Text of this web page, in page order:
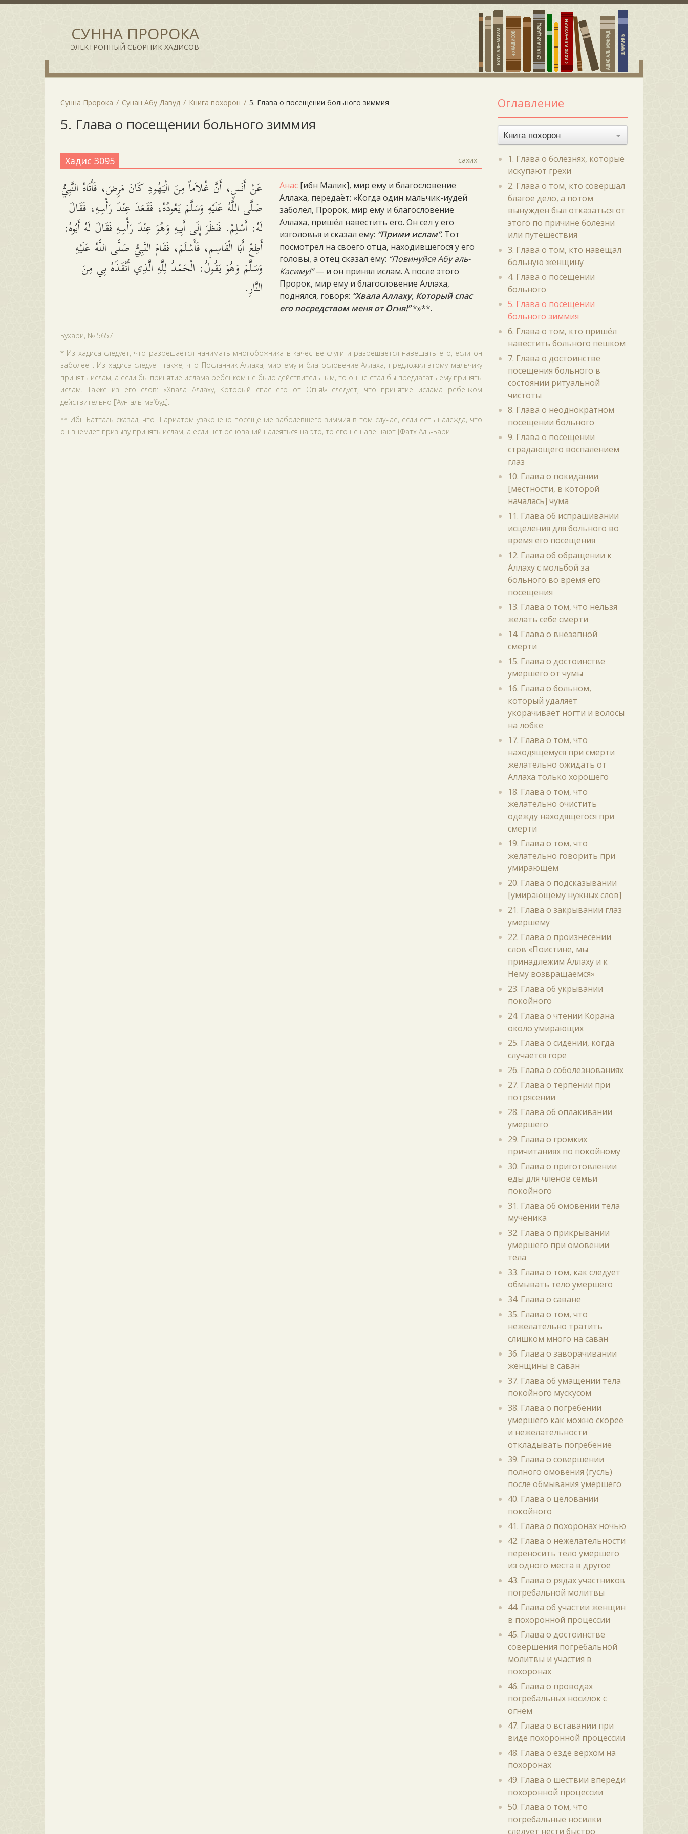
СУННА ПРОРОКА
ЭЛЕКТРОННЫЙ СБОРНИК ХАДИСОВ
Сунна Пророка Сунан Абу Давуд Книга похорон 5. Глава о посещении больного зиммия
5. Глава о посещении больного зиммия
Хадис 3095 сахих
عَنْ أَنَسٍ، أَنَّ غُلاَماً مِنَ الْيَهُودِ كَانَ مَرِضَ، فَأَتَاهُ النَّبِيُّ
صَلَّى اللَّهُ عَلَيْهِ وَسَلَّمَ يَعُودُهُ، فَقَعَدَ عِنْدَ رَأْسِهِ، فَقَالَ
لَهُ: أَسْلِمْ. فَنَظَرَ إِلَى أَبِيهِ وَهُوَ عِنْدَ رَأْسِهِ فَقَالَ لَهُ أَبُوهُ:
أَطِعْ أَبَا الْقَاسِمِ، فَأَسْلَمَ، فَقَامَ النَّبِيُّ صَلَّى اللَّهُ عَلَيْهِ
وَسَلَّمَ وَهُوَ يَقُولُ: الْحَمْدُ لِلَّهِ الَّذِي أَنْقَذَهُ بِي مِنَ
النَّارِ.
Анас [ибн Малик], мир ему и благословение
Аллаха, передаёт: «Когда один мальчик-иудей
заболел, Пророк, мир ему и благословение
Аллаха, пришёл навестить его. Он сел у его
изголовья и сказал ему: “Прими ислам”. Тот
посмотрел на своего отца, находившегося у его
головы, а отец сказал ему: “Повинуйся Абу аль-
Касиму!”— и он принял ислам. А после этого
Пророк, мир ему и благословение Аллаха,
поднялся, говоря: “Хвала Аллаху, Который спас
его посредством меня от Огня!”*»**.
Бухари, № 5657
* Из хадиса следует, что разрешается нанимать многобожника в качестве слуги и разрешается навещать его, если он
заболеет. Из хадиса следует также, что Посланник Аллаха, мир ему и благословение Аллаха, предложил этому мальчику
принять ислам, а если бы принятие ислама ребёнком не было действительным, то он не стал бы предлагать ему принять
ислам. Также из его слов: «Хвала Аллаху, Который спас его от Огня!» следует, что принятие ислама ребёнком
действительно [‘Аун аль-ма‘буд].
** Ибн Батталь сказал, что Шариатом узаконено посещение заболевшего зиммия в том случае, если есть надежда, что
он внемлет призыву принять ислам, а если нет оснований надеяться на это, то его не навещают [Фатх Аль-Бари].
Оглавление
Книга похорон
1. Глава о болезнях, которые
искупают грехи
2. Глава о том, кто совершал
благое дело, а потом
вынужден был отказаться от
этого по причине болезни
или путешествия
3. Глава о том, кто навещал
больную женщину
4. Глава о посещении
больного
5. Глава о посещении
больного зиммия
6. Глава о том, кто пришёл
навестить больного пешком
7. Глава о достоинстве
посещения больного в
состоянии ритуальной
чистоты
8. Глава о неоднократном
посещении больного
9. Глава о посещении
страдающего воспалением
глаз
10. Глава о покидании
[местности, в которой
началась] чума
11. Глава об испрашивании
исцеления для больного во
время его посещения
12. Глава об обращении к
Аллаху с мольбой за
больного во время его
посещения
13. Глава о том, что нельзя
желать себе смерти
14. Глава о внезапной
смерти
15. Глава о достоинстве
умершего от чумы
16. Глава о больном,
который удаляет
укорачивает ногти и волосы
на лобке
17. Глава о том, что
находящемуся при смерти
желательно ожидать от
Аллаха только хорошего
18. Глава о том, что
желательно очистить
одежду находящегося при
смерти
19. Глава о том, что
желательно говорить при
умирающем
20. Глава о подсказывании
[умирающему нужных слов]
21. Глава о закрывании глаз
умершему
22. Глава о произнесении
слов «Поистине, мы
принадлежим Аллаху и к
Нему возвращаемся»
23. Глава об укрывании
покойного
24. Глава о чтении Корана
около умирающих
25. Глава о сидении, когда
случается горе
26. Глава о соболезнованиях
27. Глава о терпении при
потрясении
28. Глава об оплакивании
умершего
29. Глава о громких
причитаниях по покойному
30. Глава о приготовлении
еды для членов семьи
покойного
31. Глава об омовении тела
мученика
32. Глава о прикрывании
умершего при омовении
тела
33. Глава о том, как следует
обмывать тело умершего
34. Глава о саване
35. Глава о том, что
нежелательно тратить
слишком много на саван
36. Глава о заворачивании
женщины в саван
37. Глава об умащении тела
покойного мускусом
38. Глава о погребении
умершего как можно скорее
и нежелательности
откладывать погребение
39. Глава о совершении
полного омовения (гусль)
после обмывания умершего
40. Глава о целовании
покойного
41. Глава о похоронах ночью
42. Глава о нежелательности
переносить тело умершего
из одного места в другое
43. Глава о рядах участников
погребальной молитвы
44. Глава об участии женщин
в похоронной процессии
45. Глава о достоинстве
совершения погребальной
молитвы и участия в
похоронах
46. Глава о проводах
погребальных носилок с
огнём
47. Глава о вставании при
виде похоронной процессии
48. Глава о езде верхом на
похоронах
49. Глава о шествии впереди
похоронной процессии
50. Глава о том, что
погребальные носилки
следует нести быстро